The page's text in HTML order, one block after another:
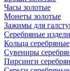
Часы золотые
Монеты золотые
Зажимы для
Серебряные
Кольца серебряные
Сувениры
Пирсинги